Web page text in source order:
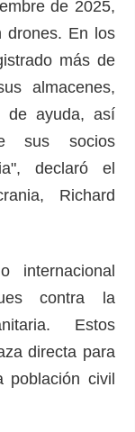
de 2025,
drones. En los
más de
almacenes,
de ayuda, así
sus socios
declaró el
Richard
internacional
contra la
Estos
directa para
población civil